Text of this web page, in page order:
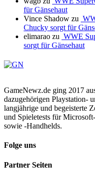
für Gänsehaut
Vince Shadow zu
Chucky sorgt für
elimarao zu WWE
sorgt für Gänsehaut
GameNewz.de ging 2017
dazugehörigen Playstation-
langjährige und begeisterte
und Spieletests für
sowie -Handhelds.
Folge uns
Partner Seiten